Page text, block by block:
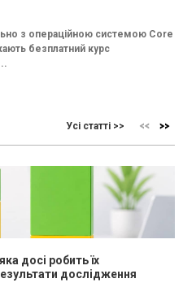
з операційною системою Core
безплатний курс
Усі статті >>
досі робить їх
дослідження